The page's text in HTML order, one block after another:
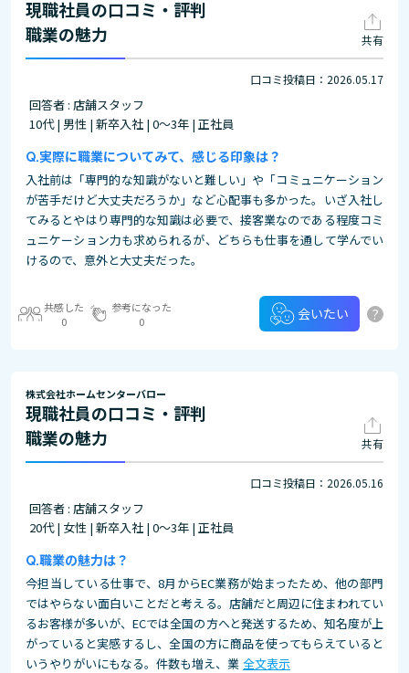
現職社員の口コミ・評判
職業の魅力
共有
口コミ投稿日：2026.05.17
回答者 : 店舗スタッフ
10代 | 男性 | 新卒入社 | 0～3年 | 正社員
実際に職業についてみて、感じる印象は？
入社前は「専門的な知識がないと難しい」や「コミュニケーション
が苦手だけど大丈夫だろうか」など心配事も多かった。いざ入社し
てみるとやはり専門的な知識は必要で、接客業なのである程度コミ
ュニケーション力も求められるが、どちらも仕事を通して学んでい
けるので、意外と大丈夫だった。
共感した
0
参考になった
0
会いたい ?
株式会社ホームセンターバロー
現職社員の口コミ・評判
職業の魅力
共有
口コミ投稿日：2026.05.16
回答者 : 店舗スタッフ
20代 | 女性 | 新卒入社 | 0～3年 | 正社員
職業の魅力は？
今担当している仕事で、8月からEC業務が始まったため、他の部門
ではやらない面白いことだと考える。店舗だと周辺に住まわれてい
るお客様が多いが、ECでは全国の方へと発送するため、知名度が上
がっていると実感するし、全国の方に商品を使ってもらえていると
いうやりがいにもなる。件数も増え、業 全文表示